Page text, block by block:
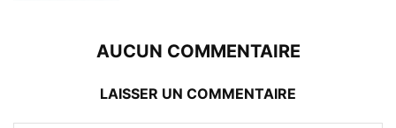
AUCUN COMMENTAIRE
LAISSER UN COMMENTAIRE